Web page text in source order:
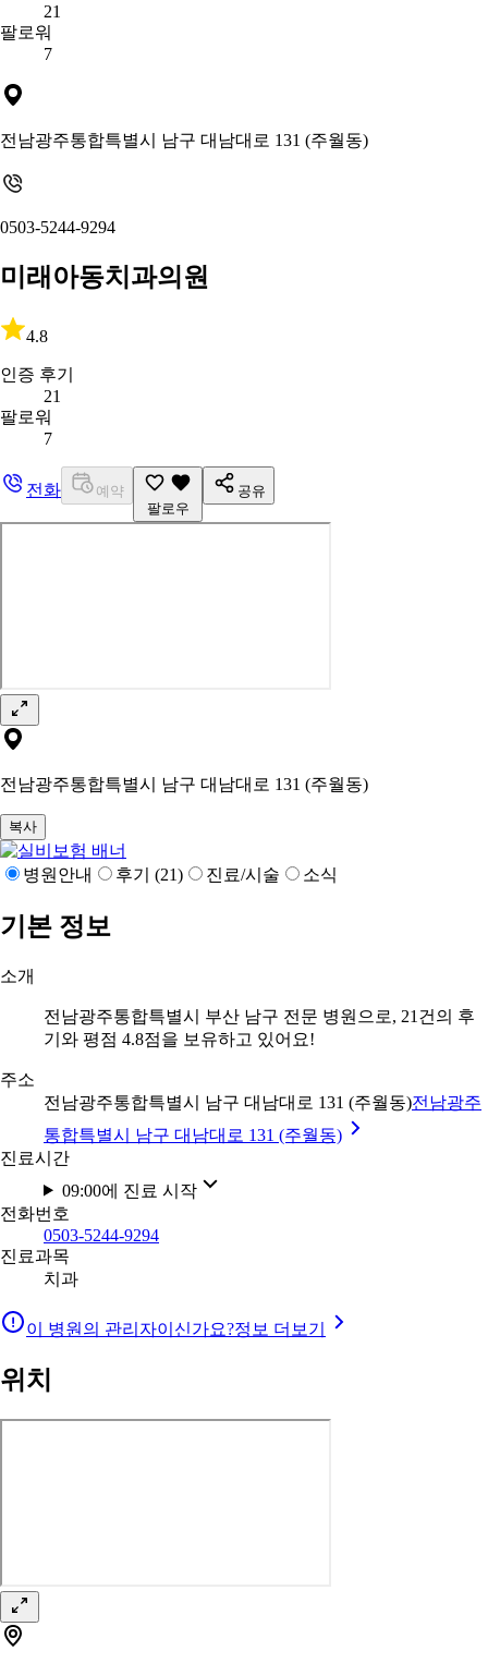
21
팔로워
7
전남광주통합특별시 남구 대남대로 131 (주월동)
0503-5244-9294
미래아동치과의원
4.8
인증 후기
21
팔로워
7
전화
예약
팔로우
공유
전남광주통합특별시 남구 대남대로 131 (주월동)
복사
병원안내 후기 (21) 진료/시술 소식
기본 정보
소개
전남광주통합특별시 부산 남구 전문 병원으로, 21건의 후
기와 평점 4.8점을 보유하고 있어요!
주소
전남광주통합특별시 남구 대남대로 131 (주월동)전남광주
통합특별시 남구 대남대로 131 (주월동)
진료시간
09:00에 진료 시작
전화번호
0503-5244-9294
진료과목
치과
이 병원의 관리자이신가요?정보 더보기
위치